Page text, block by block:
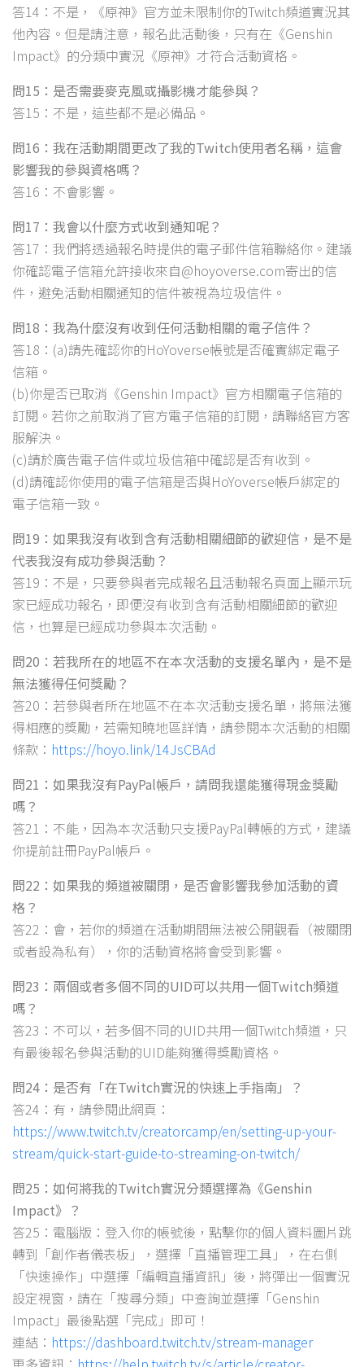
答14：不是，《原神》官方並未限制你的Twitch頻道實況其
他內容。但是請注意，報名此活動後，只有在《Genshin
Impact》的分類中實況《原神》才符合活動資格。
問15：是否需要麥克風或攝影機才能參與？
答15：不是，這些都不是必備品。
問16：我在活動期間更改了我的Twitch使用者名稱，這會
影響我的參與資格嗎？
答16：不會影響。
問17：我會以什麼方式收到通知呢？
答17：我們將透過報名時提供的電子郵件信箱聯絡你。建議
你確認電子信箱允許接收來自@hoyoverse.com寄出的信
件，避免活動相關通知的信件被視為垃圾信件。
問18：我為什麼沒有收到任何活動相關的電子信件？
答18：(a)請先確認你的HoYoverse帳號是否確實綁定電子
信箱。
(b)你是否已取消《Genshin Impact》官方相關電子信箱的
訂閱。若你之前取消了官方電子信箱的訂閱，請聯絡官方客
服解決。
(c)請於廣告電子信件或垃圾信箱中確認是否有收到。
(d)請確認你使用的電子信箱是否與HoYoverse帳戶綁定的
電子信箱一致。
問19：如果我沒有收到含有活動相關細節的歡迎信，是不是
代表我沒有成功參與活動？
答19：不是，只要參與者完成報名且活動報名頁面上顯示玩
家已經成功報名，即便沒有收到含有活動相關細節的歡迎
信，也算是已經成功參與本次活動。
問20：若我所在的地區不在本次活動的支援名單內，是不是
無法獲得任何獎勵？
答20：若參與者所在地區不在本次活動支援名單，將無法獲
得相應的獎勵，若需知曉地區詳情，請參閱本次活動的相關
條款： https://hoyo.link/14JsCBAd
問21：如果我沒有PayPal帳戶，請問我還能獲得現金獎勵
嗎？
答21：不能，因為本次活動只支援PayPal轉帳的方式，建議
你提前註冊PayPal帳戶。
問22：如果我的頻道被關閉，是否會影響我參加活動的資
格？
答22：會，若你的頻道在活動期間無法被公開觀看（被關閉
或者設為私有），你的活動資格將會受到影響。
問23：兩個或者多個不同的UID可以共用一個Twitch頻道
嗎？
答23：不可以，若多個不同的UID共用一個Twitch頻道，只
有最後報名參與活動的UID能夠獲得獎勵資格。
問24：是否有「在Twitch實況的快速上手指南」？
答24：有，請參閱此網頁：
https://www.twitch.tv/creatorcamp/en/setting-up-your-
stream/quick-start-guide-to-streaming-on-twitch/
問25：如何將我的Twitch實況分類選擇為《Genshin
Impact》？
答25：電腦版：登入你的帳號後，點擊你的個人資料圖片跳
轉到「創作者儀表板」，選擇「直播管理工具」，在右側
「快速操作」中選擇「編輯直播資訊」後，將彈出一個實況
設定視窗，請在「搜尋分類」中查詢並選擇「Genshin
Impact」最後點選「完成」即可！
連結： https://dashboard.twitch.tv/stream-manager